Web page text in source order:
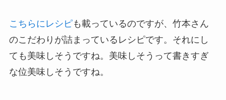
こちらにレシピも載っているのですが、竹本さん
のこだわりが詰まっているレシピです。それにし
ても美味しそうですね。美味しそうって書きすぎ
な位美味しそうですね。